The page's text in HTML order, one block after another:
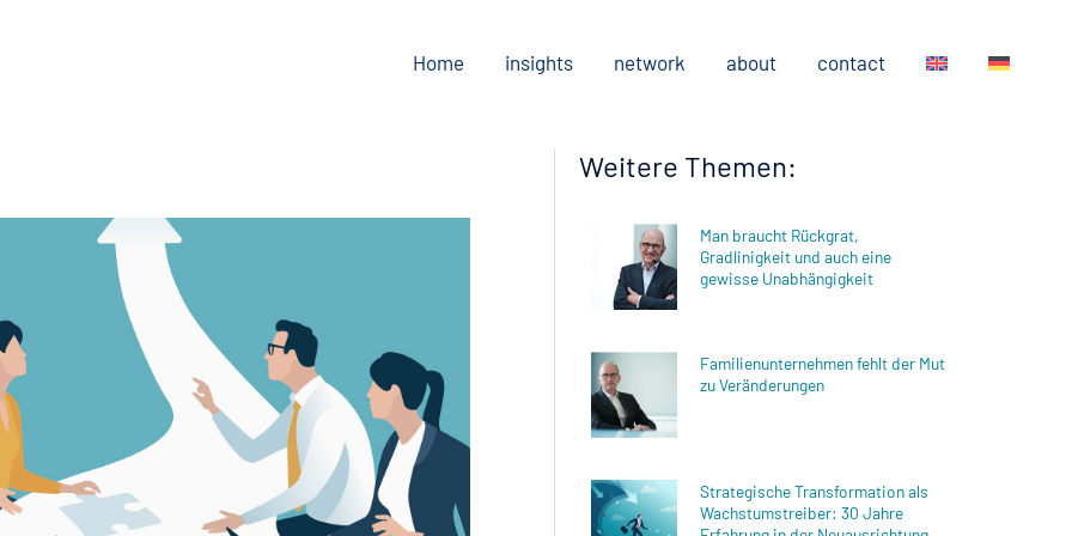
Home insights network about contact
Weitere Themen:
Man braucht Rückgrat,
Gradlinigkeit und auch eine
gewisse Unabhängigkeit
Familienunternehmen fehlt der Mut
zu Veränderungen
Strategische Transformation als
Wachstumstreiber: 30 Jahre